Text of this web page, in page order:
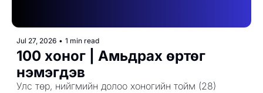
Jul 27, 2026 • 1 min read
100 хоног | Амьдрах өртөг
нэмэгдэв
Улс төр, нийгмийн долоо хоногийн тойм (28)